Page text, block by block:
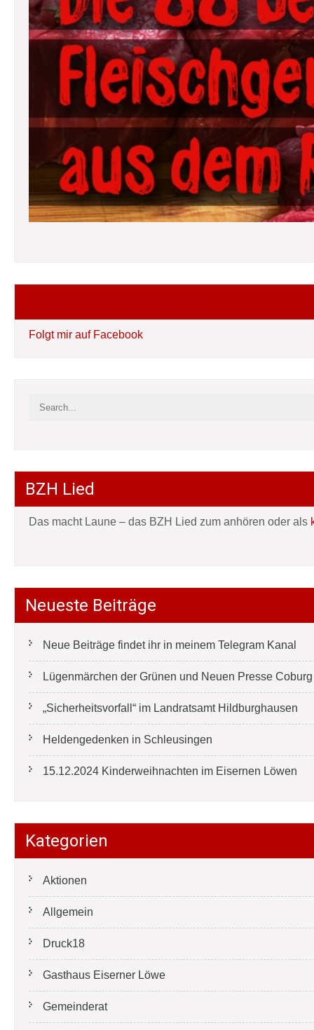
Folgt mir auf Facebook
BZH Lied
Das macht Laune – das BZH Lied zum anhören oder als
Neueste Beiträge
Neue Beiträge findet ihr in meinem Telegram Kanal
Lügenmärchen der Grünen und Neuen Presse
„Sicherheitsvorfall“ im Landratsamt Hildburghausen
Heldengedenken in Schleusingen
15.12.2024 Kinderweihnachten im Eisernen Löwen
Kategorien
Aktionen
Allgemein
Druck18
Gasthaus Eiserner Löwe
Gemeinderat